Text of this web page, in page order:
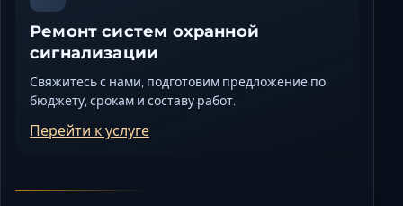
Ремонт систем охранной
сигнализации
Свяжитесь с нами, подготовим предложение по
бюджету, срокам и составу работ.
Перейти к услуге